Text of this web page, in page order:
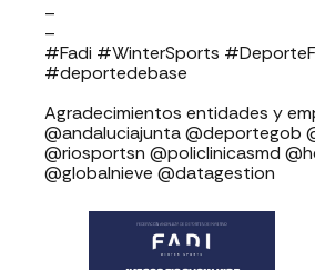
–
–
#Fadi #WinterSports
⁣⁣⁣#deportedebase
Agradecimientos entidades y
⁣⁣⁣⁣@andaluciajunta @deportegob
@riosportsn @policlinicasmd
@globalnieve @datagestion